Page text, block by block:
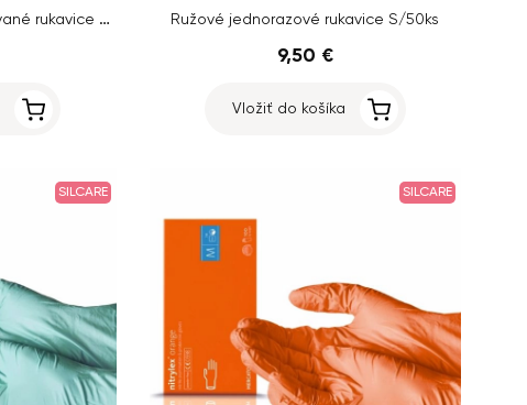
100ks, kaučukové nepudrované rukavice – veľkosť M Ružové jednorazové rukavice S/50ks
9,50 €
Vložiť do košíka
SILCARE SILCARE